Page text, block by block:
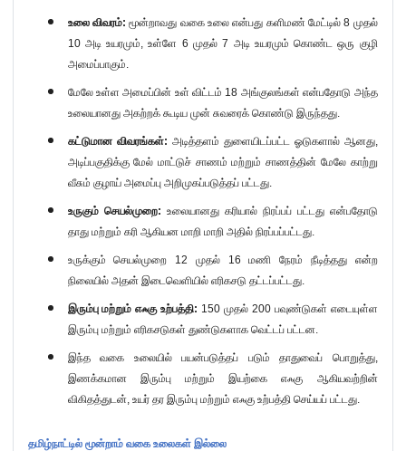
உலை விவரம்: மூன்றாவது வகை உலை என்பது களிமண் மேட்டில்8 முதல்
10அடி உயரமும்,உள்ளே 6 முதல்7 அடி உயரமும் கொண்ட ஒரு குழி
அமைப்பாகும்.
மேலே உள்ள அமைப்பின் உள் விட்டம் 18 அங்குலங்கள் என்பதோடு அந்த
உலையானது அகற்றக் கூடிய முன் சுவரைக் கொண்டு இருந்தது.
கட்டுமான விவரங்கள்: அடித்தளம் துளையிடப்பட்ட ஓடுகளால் ஆனது,
அடிப்பகுதிக்கு மேல் மாட்டுச் சாணம் மற்றும் சாணத்தின் மேலே காற்று
வீசும் குழாய் அமைப்பு அறிமுகப்படுத்தப் பட்டது.
உருகும் செயல்முறை: உலையானது கரியால் நிரப்பப் பட்டது என்பதோடு
தாது மற்றும் கரி ஆகியன மாறி மாறி அதில் நிரப்பப்பட்டது.
உருக்கும் செயல்முறை 12 முதல் 16 மணி நேரம் நீடித்தது என்ற
நிலையில் அதன் இடைவெளியில் எரிகசடு தட்டப்பட்டது.
இரும்பு மற்றும் எஃகு உற்பத்தி: 150 முதல் 200பவுண்டுகள் எடையுள்ள
இரும்பு மற்றும் எரிகசடுகள் துண்டுகளாக வெட்டப் பட்டன.
இந்த வகை உலையில் பயன்படுத்தப் படும் தாதுவைப் பொறுத்து,
இணக்கமான இரும்பு மற்றும் இயற்கை எஃகு ஆகியவற்றின்
விகிதத்துடன், உயர் தர இரும்பு மற்றும் எஃகு உற்பத்தி செய்யப் பட்டது.
தமிழ்நாட்டில் மூன்றாம் வகை உலைகள் இல்லை